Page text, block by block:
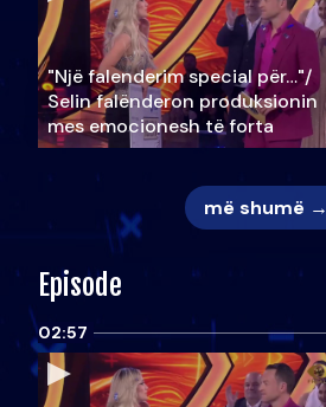
"Një falenderim special për…"/
Selin falënderon produksionin
mes emocionesh të forta
më shumë →
Episode
02:57